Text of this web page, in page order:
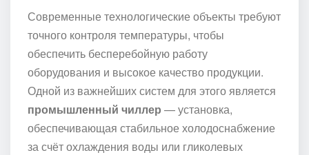
Современные технологические объекты требуют
точного контроля температуры, чтобы
обеспечить бесперебойную работу
оборудования и высокое качество продукции.
Одной из важнейших систем для этого является
промышленный чиллер — установка,
обеспечивающая стабильное холодоснабжение
за счёт охлаждения воды или гликолевых